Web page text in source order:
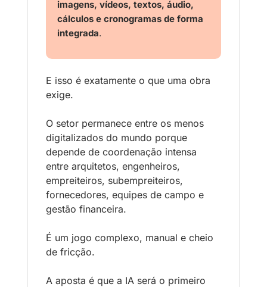
imagens, vídeos, textos, áudio,
cálculos e cronogramas de forma
integrada.
E isso é exatamente o que uma obra
exige.
O setor permanece entre os menos
digitalizados do mundo porque
depende de coordenação intensa
entre arquitetos, engenheiros,
empreiteiros, subempreiteiros,
fornecedores, equipes de campo e
gestão financeira.
É um jogo complexo, manual e cheio
de fricção.
A aposta é que a IA será o primeiro